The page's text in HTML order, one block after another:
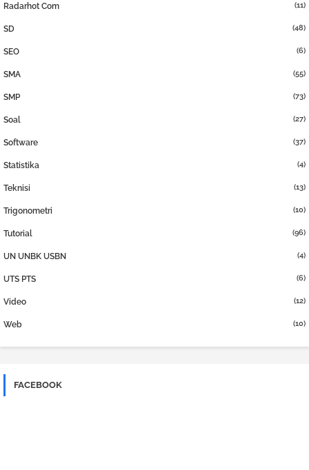
Radarhot Com (11)
SD (48)
SEO (6)
SMA (55)
SMP (73)
Soal (27)
Software (37)
Statistika (4)
Teknisi (13)
Trigonometri (10)
Tutorial (96)
UN UNBK USBN (4)
UTS PTS (6)
Video (12)
Web (10)
FACEBOOK